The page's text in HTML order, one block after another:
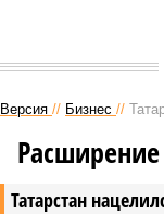
Версия // Бизнес //
Татарстан